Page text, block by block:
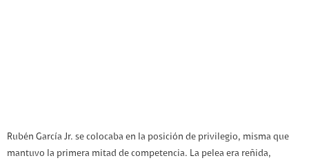
Rubén García Jr. se colocaba en la posición de privilegio, misma que
mantuvo la primera mitad de competencia. La pelea era reñida,